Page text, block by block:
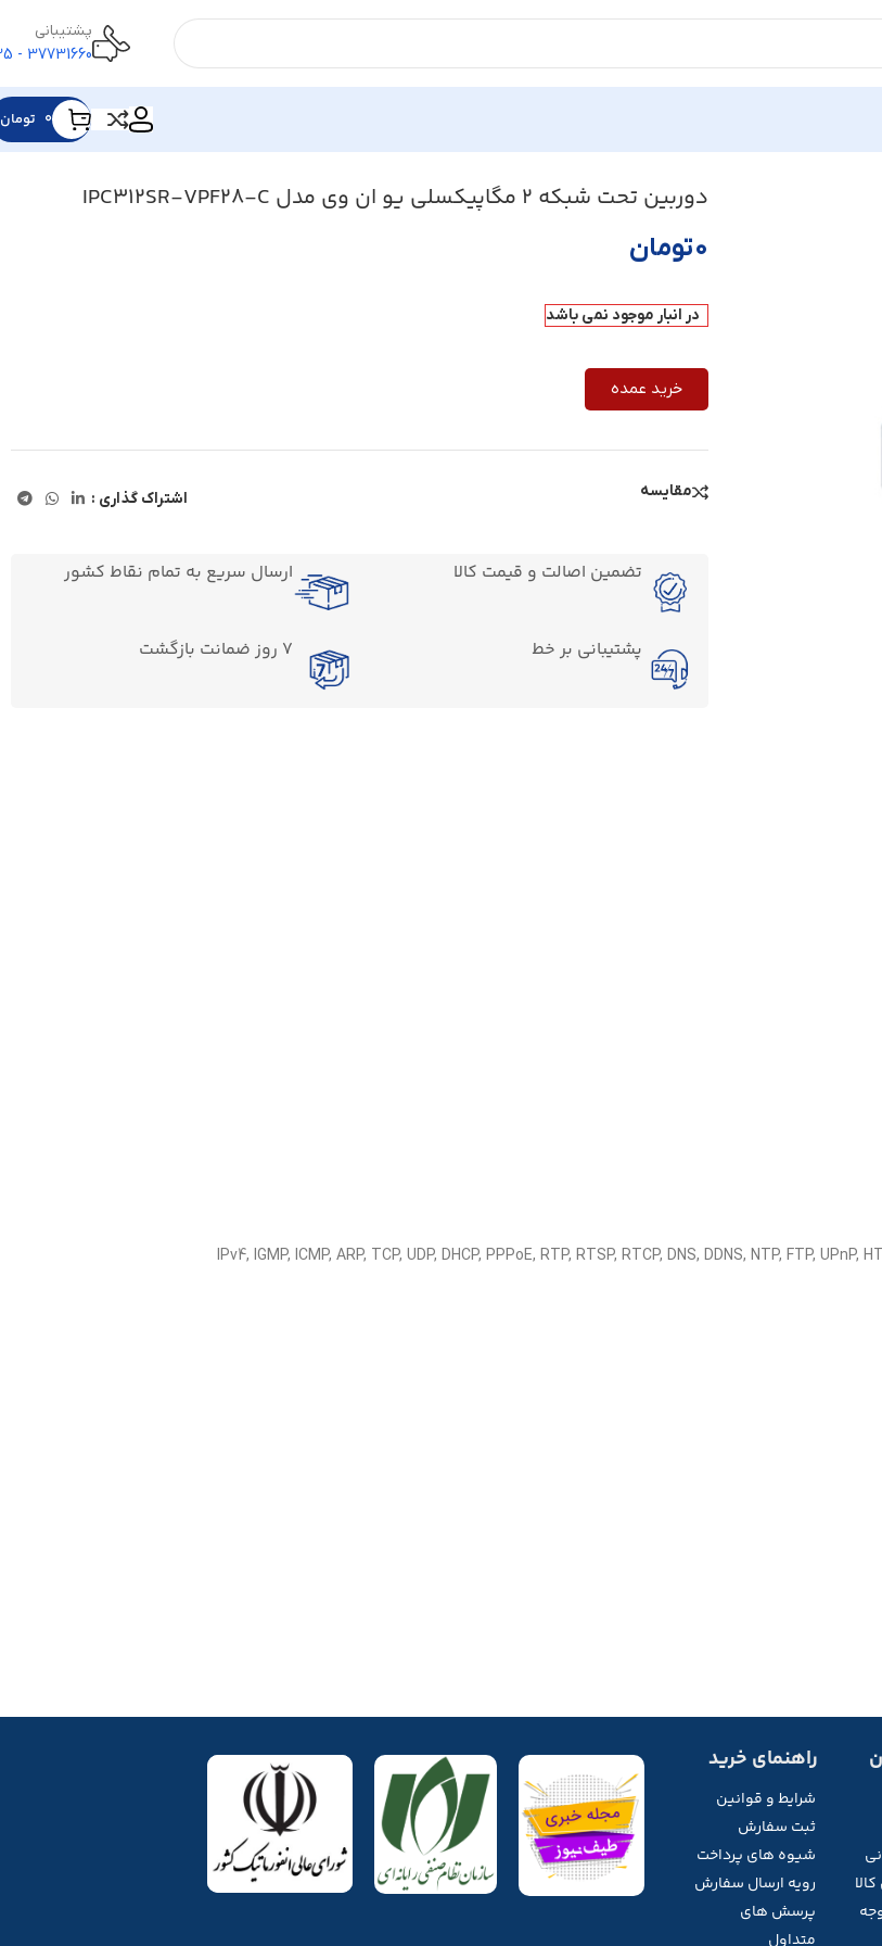
پشتیبانی
37731660 - 025
۰ تومان
دوربین تحت شبکه 2 مگاپیکسلی یو ان وی مدل IPC312SR-VPF28-C
۰تومان
در انبار موجود نمی باشد
خرید عمده
مقایسه اشتراک گذاری :
تضمین اصالت و قیمت کالا ارسال سریع به تمام نقاط کشور
پشتیبانی بر خط 7 روز ضمانت بازگشت
راهنمای خرید
شرایط و قوانین
ثبت سفارش
شیوه های پرداخت
رویه ارسال سفارش
پرسش های
متداول